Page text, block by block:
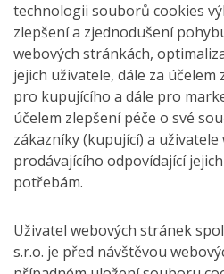
technologii souborů cookies
zlepšení a zjednodušení
webových stránkách,
jejich uživatele, dále za
pro kupujícího a dále pro
účelem zlepšení péče o své
zákazníky (kupující) a
prodávajícího odpovídající
potřebám.
Uživatel webových stránek
s.r.o. je před návštěvou